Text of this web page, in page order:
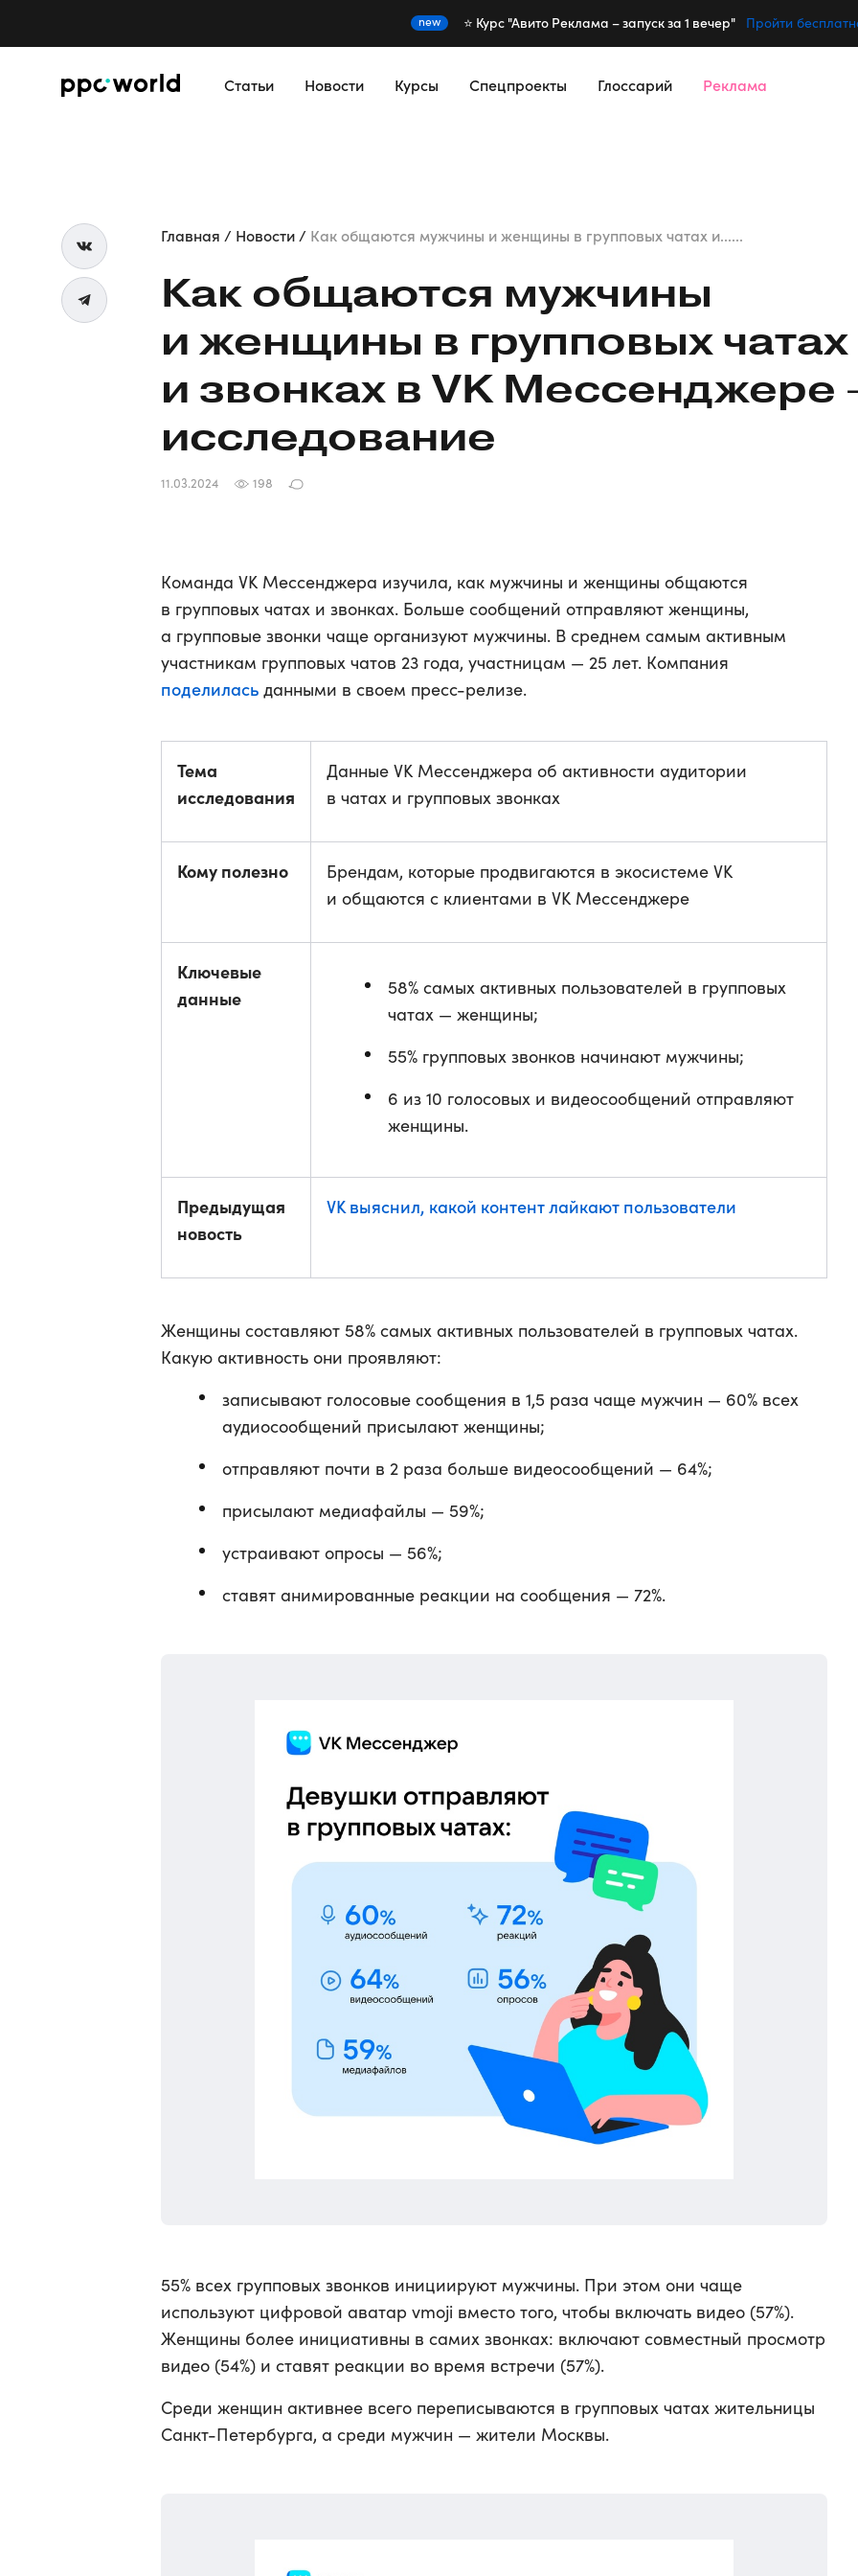
new ⭐️ Курс "Авито Реклама – запуск за 1 вечер" Пройти
Статьи Новости Курсы Спецпроекты Глоссарий Реклама
Главная Новости Как общаются мужчины и женщины в групповых чатах и......
Как общаются мужчины
и женщины в групповых чатах
и звонках в VK Мессенджере
исследование
11.03.2024 198
Команда VK Мессенджера изучила, как мужчины и женщины общаются
в групповых чатах и звонках. Больше сообщений отправляют женщины,
а групповые звонки чаще организуют мужчины. В среднем самым активным
участникам групповых чатов 23 года, участницам — 25 лет. Компания
поделилась данными в своем пресс-релизе.
Тема
исследования
Данные VK Мессенджера об активности аудитории
в чатах и групповых звонках
Кому полезно
Брендам, которые продвигаются в экосистеме VK
и общаются с клиентами в VK Мессенджере
Ключевые
данные
58% самых активных пользователей в групповых
чатах — женщины;
55% групповых звонков начинают мужчины;
6 из 10 голосовых и видеосообщений отправляют
женщины.
Предыдущая
новость
VK выяснил, какой контент лайкают пользователи
Женщины составляют 58% самых активных пользователей в групповых чатах.
Какую активность они проявляют:
записывают голосовые сообщения в 1,5 раза чаще мужчин — 60% всех
аудиосообщений присылают женщины;
отправляют почти в 2 раза больше видеосообщений — 64%;
присылают медиафайлы — 59%;
устраивают опросы — 56%;
ставят анимированные реакции на сообщения — 72%.
55% всех групповых звонков инициируют мужчины. При этом они чаще
используют цифровой аватар vmoji вместо того, чтобы включать видео (57%).
Женщины более инициативны в самих звонках: включают совместный просмотр
видео (54%) и ставят реакции во время встречи (57%).
Среди женщин активнее всего переписываются в групповых чатах жительницы
Санкт-Петербурга, а среди мужчин — жители Москвы.